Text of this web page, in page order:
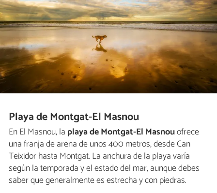
Playa de Montgat-El Masnou
En El Masnou, la playa de Montgat-El Masnouofrece
una franja de arena de unos 400 metros, desde Can
Teixidor hasta Montgat. La anchura de la playa varía
según la temporada y el estado del mar, aunque debes
saber que generalmente es estrecha y con piedras.